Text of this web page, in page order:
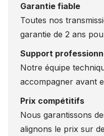
Garantie fiable
Toutes nos
garantie de 2 ans
Support
Notre équipe
accompagner avant
Prix compétitifs
Nous garantissons
alignons le prix sur